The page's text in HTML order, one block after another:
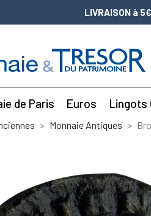
LIVRAISON à 5€
de Paris Euros Lingots
Monnaie Antiques